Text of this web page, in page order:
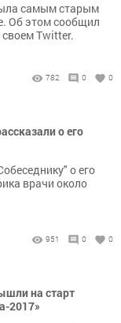
самым старым
Об этом сообщил
Twitter.
782 0 0
о его
о его
врачи около
951 0 0
на старт
2017»